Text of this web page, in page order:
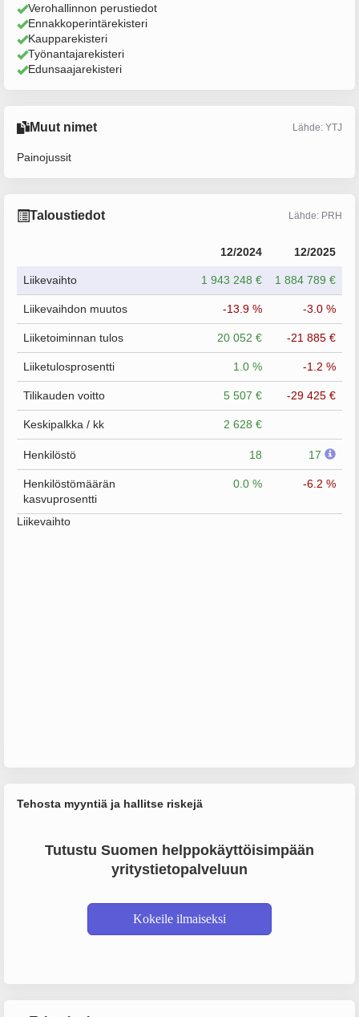
Verohallinnon perustiedot
Ennakkoperintärekisteri
Kaupparekisteri
Työnantajarekisteri
Edunsaajarekisteri
Muut nimet Lähde: YTJ
Painojussit
Taloustiedot Lähde: PRH
12/2024 12/2025
Liikevaihto 1 943 248 € 1 884 789 €
Liikevaihdon muutos -13.9 % -3.0 %
Liiketoiminnan tulos 20 052 € -21 885 €
Liiketulosprosentti 1.0 % -1.2 %
Tilikauden voitto 5 507 € -29 425 €
Keskipalkka / kk 2 628 €
Henkilöstö 18 17
Henkilöstömäärän
kasvuprosentti
0.0 % -6.2 %
Liikevaihto
Tehosta myyntiä ja hallitse riskejä
Tutustu Suomen helppokäyttöisimpään
yritystietopalveluun
Kokeile ilmaiseksi